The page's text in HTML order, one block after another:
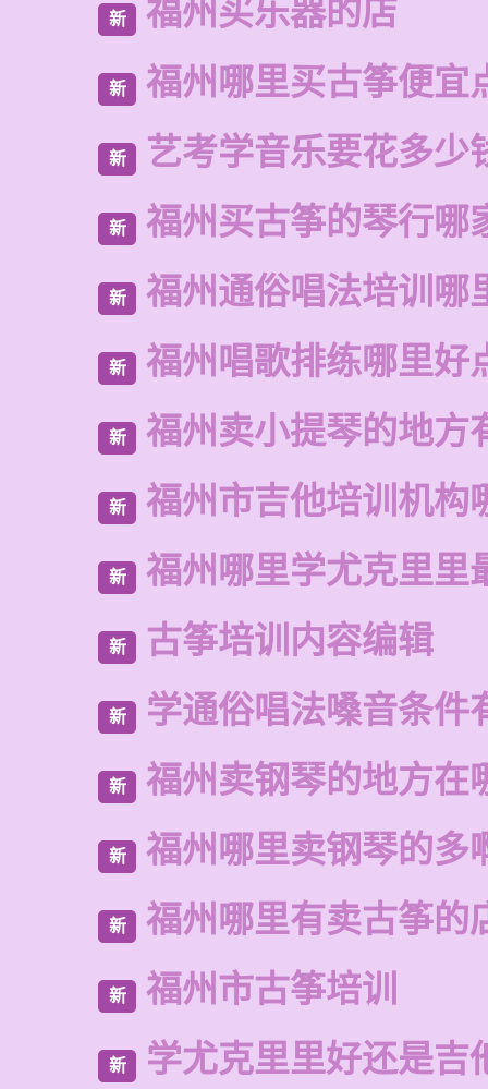
新 福州买乐器的店
新 福州哪里买古筝便宜
新 艺考学音乐要花多少
新 福州买古筝的琴行哪
新 福州通俗唱法培训哪
新 福州唱歌排练哪里好
新 福州卖小提琴的地方
新 福州市吉他培训机构
新 福州哪里学尤克里里
新 古筝培训内容编辑
新 学通俗唱法嗓音条件
新 福州卖钢琴的地方在
新 福州哪里卖钢琴的多
新 福州哪里有卖古筝的
新 福州市古筝培训
新 学尤克里里好还是吉